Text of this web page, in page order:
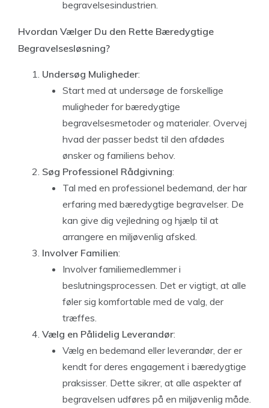
begravelsesindustrien.
Hvordan Vælger Du den Rette Bæredygtige
Begravelsesløsning?
Undersøg Muligheder:
Start med at undersøge de forskellige
muligheder for bæredygtige
begravelsesmetoder og materialer. Overvej
hvad der passer bedst til den afdødes
ønsker og familiens behov.
Søg Professionel Rådgivning:
Tal med en professionel bedemand, der har
erfaring med bæredygtige begravelser. De
kan give dig vejledning og hjælp til at
arrangere en miljøvenlig afsked.
Involver Familien:
Involver familiemedlemmer i
beslutningsprocessen. Det er vigtigt, at alle
føler sig komfortable med de valg, der
træffes.
Vælg en Pålidelig Leverandør:
Vælg en bedemand eller leverandør, der er
kendt for deres engagement i bæredygtige
praksisser. Dette sikrer, at alle aspekter af
begravelsen udføres på en miljøvenlig måde.